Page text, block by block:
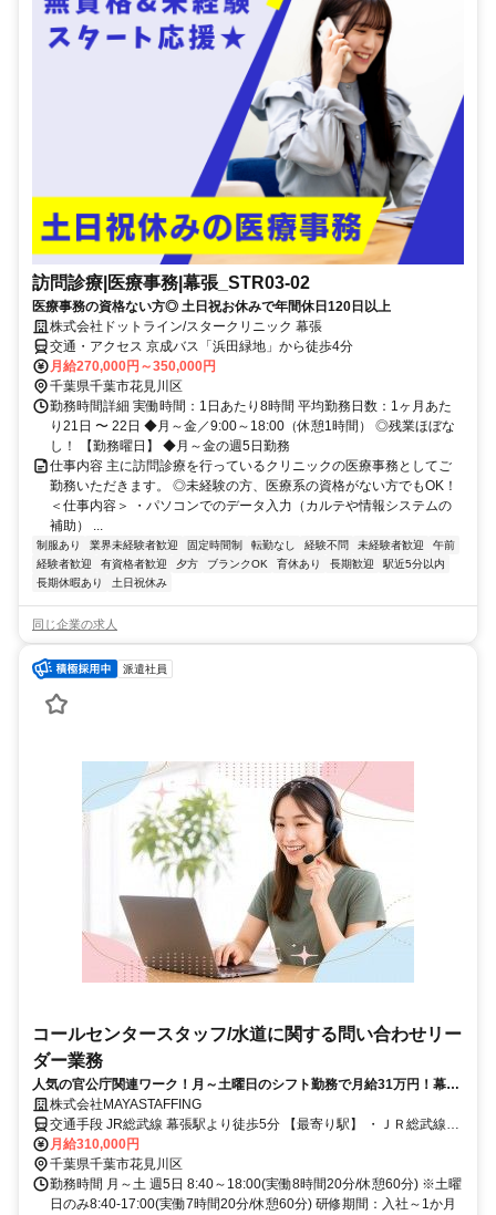
訪問診療|医療事務|幕張_STR03-02
医療事務の資格ない方◎ 土日祝お休みで年間休日120日以上
株式会社ドットライン/スタークリニック 幕張
交通・アクセス 京成バス「浜田緑地」から徒歩4分
月給270,000円～350,000円
千葉県千葉市花見川区
勤務時間詳細 実働時間：1日あたり8時間 平均勤務日数：1ヶ月あた
り21日 〜 22日 ◆月～金／9:00～18:00（休憩1時間） ◎残業ほぼな
し！ 【勤務曜日】 ◆月～金の週5日勤務
仕事内容 主に訪問診療を行っているクリニックの医療事務としてご
勤務いただきます。 ◎未経験の方、医療系の資格がない方でもOK！
＜仕事内容＞ ・パソコンでのデータ入力（カルテや情報システムの
補助） ...
制服あり 業界未経験者歓迎 固定時間制 転勤なし 経験不問 未経験者歓迎
午前
経験者歓迎
有資格者歓迎 夕方 ブランクOK 育休あり 長期歓迎
駅近5分以内
長期休暇あり
土日祝休み
同じ企業の求人
派遣社員
コールセンタースタッフ/水道に関する問い合わせリー
ダー業務
人気の官公庁関連ワーク！月～土曜日のシフト勤務で月給31万円！幕張
駅徒歩5分の良アクセス求人です！
株式会社MAYASTAFFING
交通手段 JR総武線 幕張駅より徒歩5分 【最寄り駅】 ・ＪＲ総武線
「幕張駅」 京成千葉線 京成幕張駅より徒歩8分 【最寄り駅】 ・京成
千葉線「京成幕張駅」
月給310,000円
千葉県千葉市花見川区
勤務時間 月～土 週5日 8:40～18:00(実働8時間20分/休憩60分) ※土曜
日のみ8:40-17:00(実働7時間20分/休憩60分) 研修期間：入社～1か月